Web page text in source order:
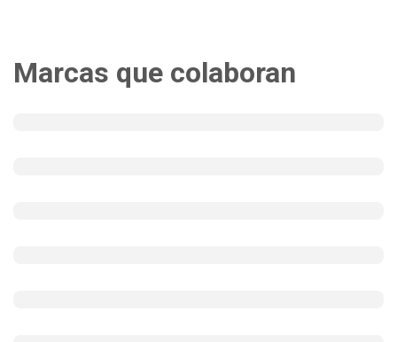
Marcas que colaboran